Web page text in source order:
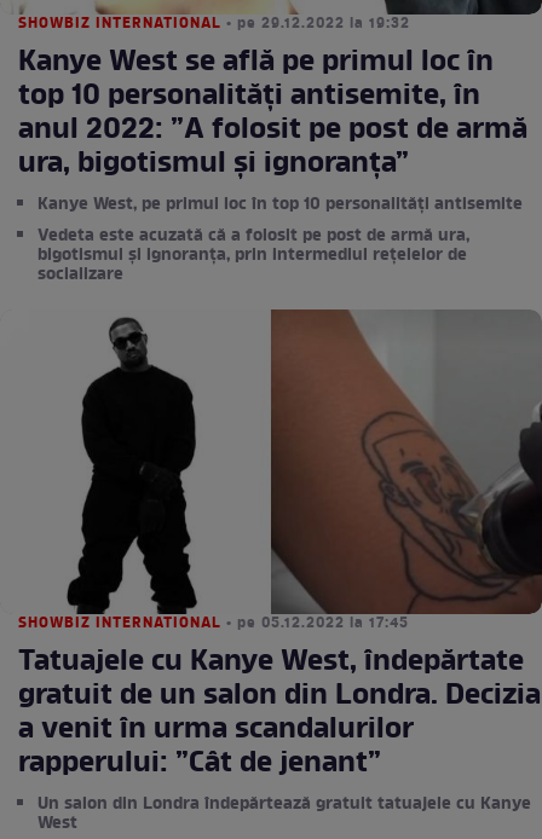
SHOWBIZ INTERNATIONAL • pe 29.12.2022 la 19:32
Kanye West se află pe primul loc în
top 10 personalități antisemite, în
anul 2022: ”A folosit pe post de armă
ura, bigotismul și ignoranța”
Kanye West, pe primul loc în top 10 personalități antisemite
Vedeta este acuzată că a folosit pe post de armă ura,
bigotismul și ignoranța, prin intermediul rețelelor de
socializare
SHOWBIZ INTERNATIONAL • pe 05.12.2022 la 17:45
Tatuajele cu Kanye West, îndepărtate
gratuit de un salon din Londra. Decizia
a venit în urma scandalurilor
rapperului: ”Cât de jenant”
Un salon din Londra îndepărtează gratuit tatuajele cu Kanye
West